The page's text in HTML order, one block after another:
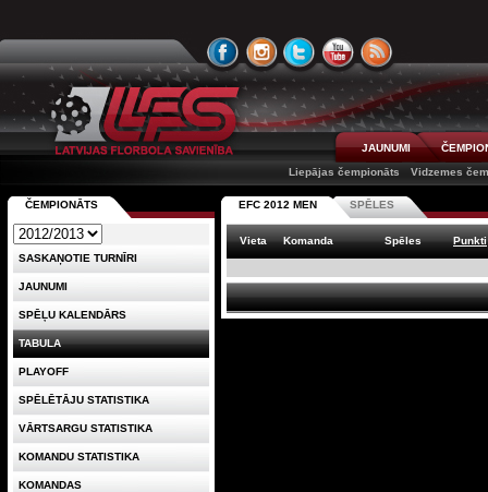
JAUNUMI
Liepājas čempionāts
Vidzemes
EFC 2012 MEN SPĒLES
Vieta Komanda Spēles Punkti
ČEMPIONĀTS
SASKAŅOTIE TURNĪRI
JAUNUMI
SPĒĻU KALENDĀRS
TABULA
PLAYOFF
SPĒLĒTĀJU STATISTIKA
VĀRTSARGU STATISTIKA
KOMANDU STATISTIKA
KOMANDAS